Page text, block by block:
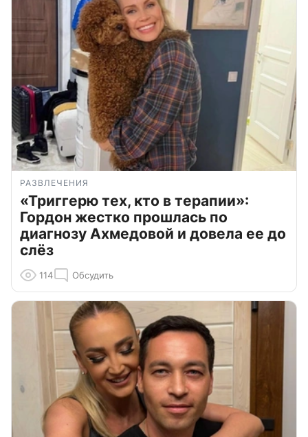
РАЗВЛЕЧЕНИЯ
«Триггерю тех, кто в терапии»:
Гордон жестко прошлась по
диагнозу Ахмедовой и довела ее до
слёз
114 Обсудить